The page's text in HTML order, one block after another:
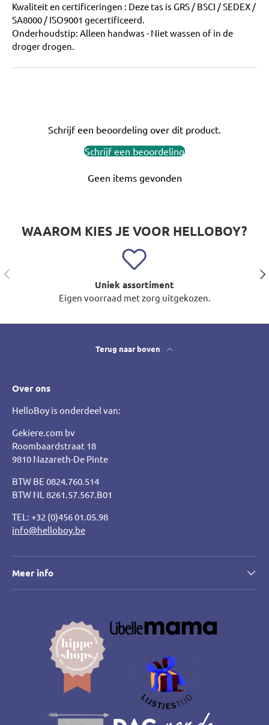
Kwaliteit en certificeringen : Deze tas is GRS / BSCI / SEDEX /
SA8000 / ISO9001 gecertificeerd.
Onderhoudstip: Alleen handwas - Niet wassen of in de
droger drogen.
Schrijf een beoordeling over dit product.
Schrijf een beoordeling
Geen items gevonden
WAAROM KIES JE VOOR HELLOBOY?
Vorige
Uniek assortiment
Eigen voorraad met zorg uitgekozen.
Terug naar boven
Over ons
HelloBoy is onderdeel van:
Gekiere.com bv
Roombaardstraat 18
9810 Nazareth-De Pinte
BTW BE 0824.760.514
BTW NL 8261.57.567.B01
TEL: +32 (0)456 01.05.98
info@helloboy.be
Meer info